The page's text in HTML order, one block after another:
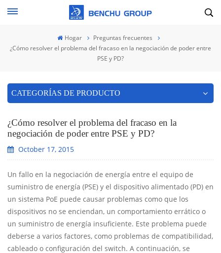
Hogar
Preguntas frecuentes
¿Cómo resolver el problema del fracaso en la negociación de poder entre
PSE y PD?
CATEGORÍAS DE PRODUCTO
¿Cómo resolver el problema del fracaso en la
negociación de poder entre PSE y PD?
October 17, 2015
Un fallo en la negociación de energía entre el equipo de
suministro de energía (PSE) y el dispositivo alimentado (PD) en
un sistema PoE puede causar problemas como que los
dispositivos no se enciendan, un comportamiento errático o
un suministro de energía insuficiente. Este problema puede
deberse a varios factores, como problemas de compatibilidad,
cableado o configuración del switch. A continuación, se